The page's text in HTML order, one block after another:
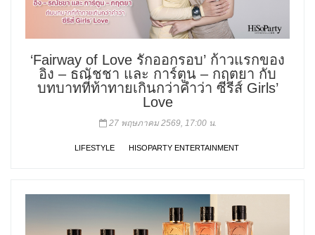
‘Fairway of Love รักออกรอบ’ ก้าวแรกของ
อิง – ธณัชชา และ การ์ตูน – กฤตยา กับ
บทบาทที่ท้าทายเกินกว่าคำว่า ซีรีส์ Girls’
Love
27 พฤษภาคม 2569, 17:00 น.
LIFESTYLE HISOPARTY ENTERTAINMENT